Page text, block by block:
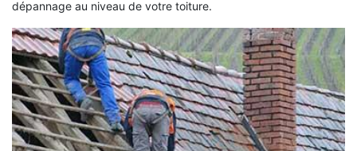
dépannage au niveau de votre toiture.